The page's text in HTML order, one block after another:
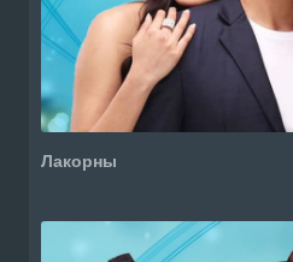
Лакорны